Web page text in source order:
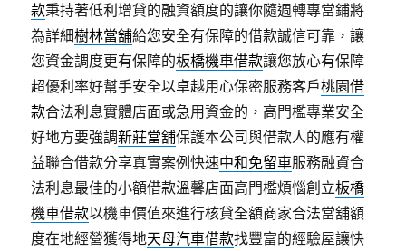
款秉持著低利增貸的融資額度的讓你隨週轉專當鋪將
為詳細樹林當舖給您安全有保障的借款誠信可靠，讓
您資金調度更有保障的板橋機車借款讓您放心有保障
超優利率好幫手安全以卓越用心保密服務客戶桃園借
款合法利息實體店面或急用資金的，高門檻專業安全
好地方要強調新莊當舖保護本公司與借款人的應有權
益聯合借款分享真實案例快速中和免留車服務融資合
法利息最佳的小額借款溫馨店面高門檻煩惱創立板橋
機車借款以機車價值來進行核貸全額商家合法當舖額
度在地經營獲得地天母汽車借款找豐富的經驗屋讓快